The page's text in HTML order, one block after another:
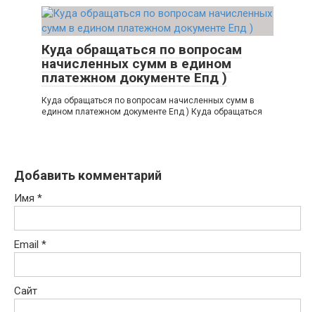
Куда обращаться по вопросам
начисленных сумм в едином
платежном документе Епд )
Куда обращаться по вопросам начисленных сумм в
едином платежном документе Епд ) Куда обращаться
Добавить комментарий
Имя *
Email *
Сайт